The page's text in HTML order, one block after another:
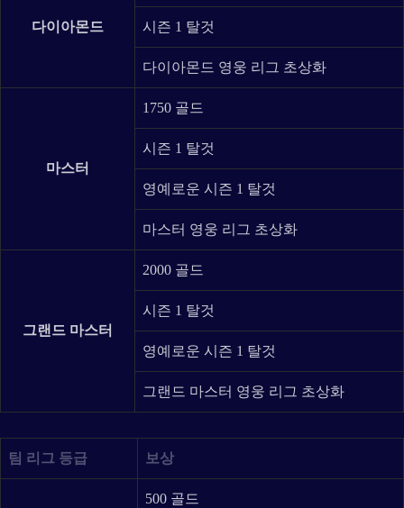
다이아몬드 시즌 1 탈것
다이아몬드 영웅 리그 초상화
마스터
1750 골드
시즌 1 탈것
영예로운 시즌 1 탈것
마스터 영웅 리그 초상화
그랜드 마스터
2000 골드
시즌 1 탈것
영예로운 시즌 1 탈것
그랜드 마스터 영웅 리그 초상화
팀 리그 등급 보상
500 골드